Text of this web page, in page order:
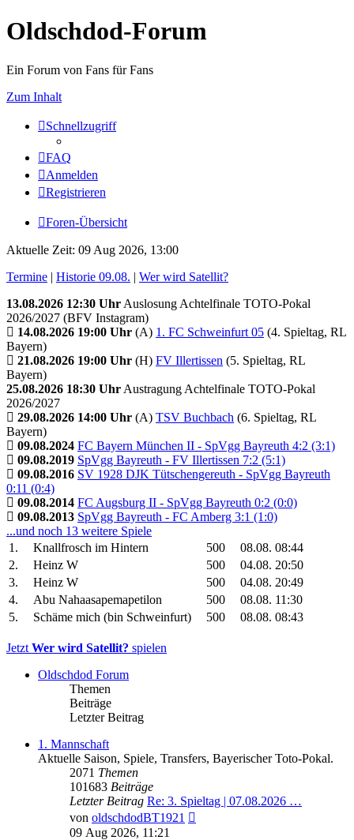
Oldschdod-Forum
Ein Forum von Fans für Fans
Zum Inhalt
Schnellzugriff
FAQ
Anmelden
Registrieren
Foren-Übersicht
Aktuelle Zeit: 09 Aug 2026, 13:00
Termine | Historie 09.08. | Wer wird Satellit?
13.08.2026 12:30 Uhr Auslosung Achtelfinale TOTO-Pokal
2026/2027 (BFV Instagram)
14.08.2026 19:00 Uhr (A) 1. FC Schweinfurt 05 (4. Spieltag, RL
Bayern)
21.08.2026 19:00 Uhr (H) FV Illertissen (5. Spieltag, RL
Bayern)
25.08.2026 18:30 Uhr Austragung Achtelfinale TOTO-Pokal
2026/2027
29.08.2026 14:00 Uhr (A) TSV Buchbach (6. Spieltag, RL
Bayern)
09.08.2024 FC Bayern München II - SpVgg Bayreuth 4:2 (3:1)
09.08.2019 SpVgg Bayreuth - FV Illertissen 7:2 (5:1)
09.08.2016 SV 1928 DJK Tütschengereuth - SpVgg Bayreuth
0:11 (0:4)
09.08.2014 FC Augsburg II - SpVgg Bayreuth 0:2 (0:0)
09.08.2013 SpVgg Bayreuth - FC Amberg 3:1 (1:0)
...und noch 13 weitere Spiele
1.
Knallfrosch im Hintern 500
08.08. 08:44
2.
Heinz W 500
04.08. 20:50
3.
Heinz W 500
04.08. 20:49
4.
Abu Nahaasapemapetilon 500
08.08. 11:30
5.
Schäme mich (bin Schweinfurt) 500 08.08. 08:43
Jetzt Wer wird Satellit? spielen
Oldschdod Forum
Themen
Beiträge
Letzter Beitrag
1. Mannschaft
Aktuelle Saison, Spiele, Transfers, Bayerischer Toto-Pokal.
2071 Themen
101683 Beiträge
Letzter Beitrag Re: 3. Spieltag | 07.08.2026 …
von oldschdodBT1921
09 Aug 2026, 11:21